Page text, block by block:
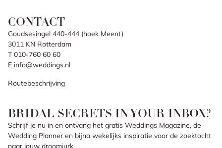
CONTACT
Goudsesingel 440-444 (hoek Meent)
3011 KN Rotterdam
T 010-760 60 60
E info@weddings.nl
Routebeschrijving
BRIDAL SECRETS IN YOUR INBOX?
Schrijf je nu in en ontvang het gratis Weddings Magazine, de
Wedding Planner en bijna wekelijks inspiratie voor de zoektocht
naar jouw droomjurk.